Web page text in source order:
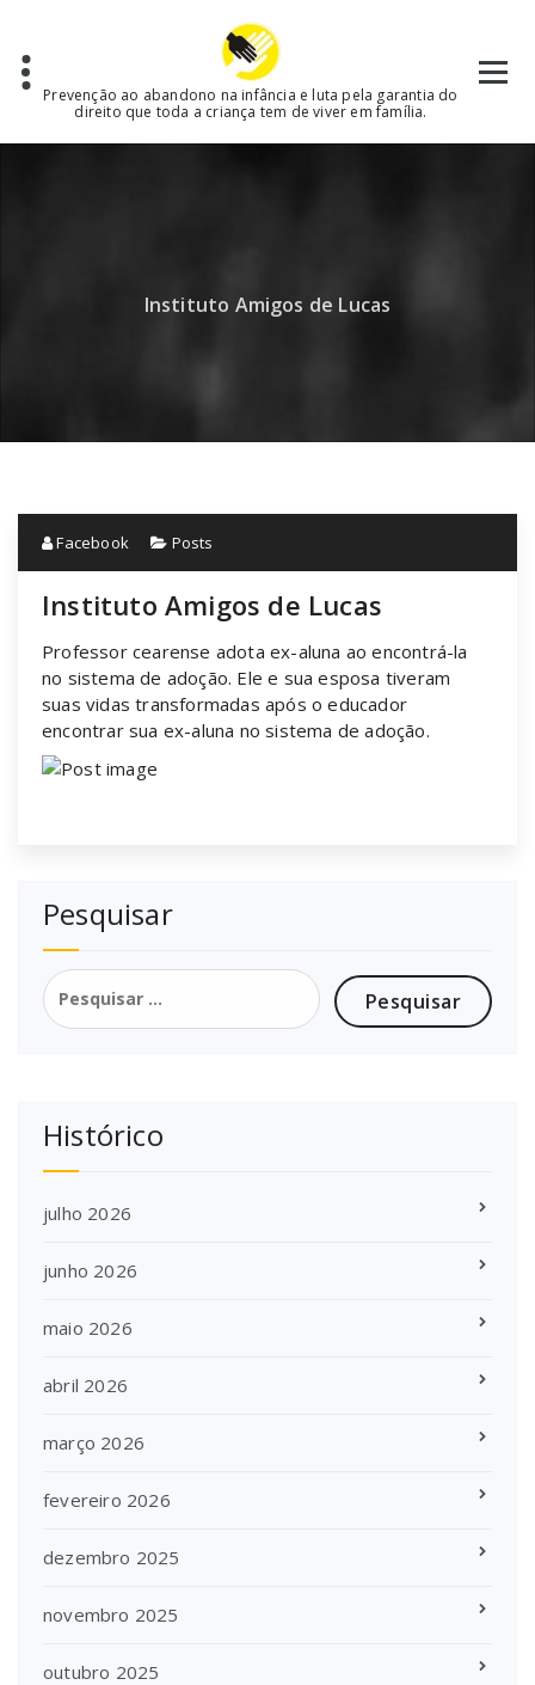
content
Prevenção ao abandono na infância e luta pela garantia do
direito que toda a criança tem de viver em família.
Instituto Amigos de Lucas
Facebook Posts
Instituto Amigos de Lucas
Professor cearense adota ex-aluna ao encontrá-la
no sistema de adoção. Ele e sua esposa tiveram
suas vidas transformadas após o educador
encontrar sua ex-aluna no sistema de adoção.
Pesquisar
Pesquisar
por:
Histórico
julho 2026
junho 2026
maio 2026
abril 2026
março 2026
fevereiro 2026
dezembro 2025
novembro 2025
outubro 2025